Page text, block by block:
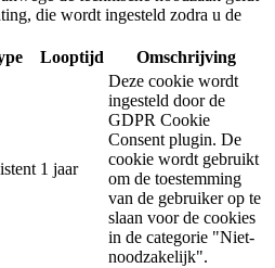
die wordt ingesteld zodra u de
Looptijd Omschrijving
1 jaar
Deze cookie wordt
ingesteld door de
GDPR Cookie
Consent plugin. De
cookie wordt gebruikt
om de toestemming
van de gebruiker op te
slaan voor de cookies
in de categorie "Niet-
noodzakelijk".